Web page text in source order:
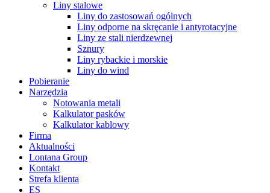
Liny stalowe
Liny do zastosowań ogólnych
Liny odporne na skręcanie i antyrotacyjne
Liny ze stali nierdzewnej
Sznury
Liny rybackie i morskie
Liny do wind
Pobieranie
Narzędzia
Notowania metali
Kalkulator pasków
Kalkulator kablowy
Firma
Aktualności
Lontana Group
Kontakt
Strefa klienta
ES